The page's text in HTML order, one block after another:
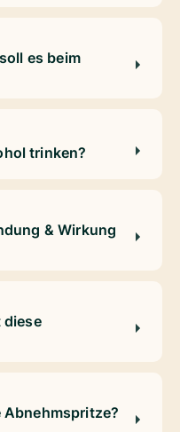
es beim
trinken?
& Wirkung
diese
Abnehmspritze?